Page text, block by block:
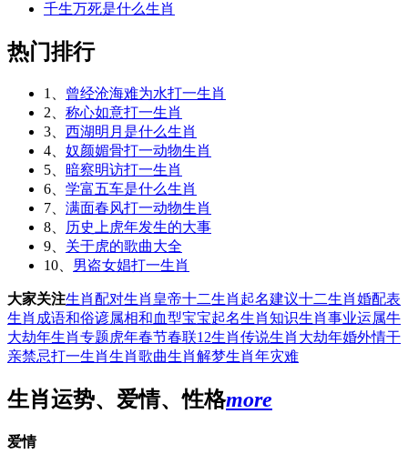
千生万死是什么生肖
热门排行
1、 曾经沧海难为水打一生肖
2、 称心如意打一生肖
3、 西湖明月是什么生肖
4、 奴颜媚骨打一动物生肖
5、 暗察明访打一生肖
6、 学富五车是什么生肖
7、 满面春风打一动物生肖
8、
历史上虎年发生的大事
9、 关于虎的歌曲大全
10、 男盗女娼打一生肖
大家关注生肖配对生肖皇帝十二生肖起名建议十二生肖婚配表
生肖成语和俗谚属相和血型宝宝起名生肖知识生肖事业运属牛
大劫年生肖专题虎年春节春联12生肖传说生肖大劫年婚外情干
亲禁忌打一生肖生肖歌曲生肖解梦生肖年灾难
生肖运势、爱情、性格more
爱情